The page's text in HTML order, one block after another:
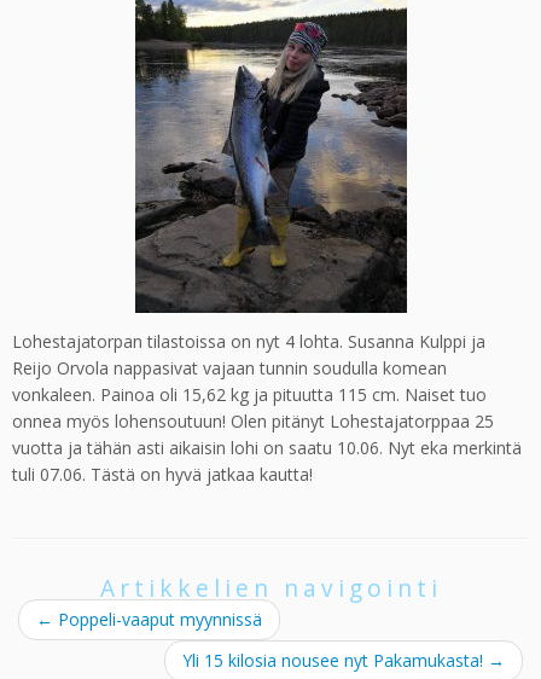
Lohestajatorpan tilastoissa on nyt 4 lohta. Susanna Kulppi ja
Reijo Orvola nappasivat vajaan tunnin soudulla komean
vonkaleen. Painoa oli 15,62 kg ja pituutta 115 cm. Naiset tuo
onnea myös lohensoutuun! Olen pitänyt Lohestajatorppaa 25
vuotta ja tähän asti aikaisin lohi on saatu 10.06. Nyt eka merkintä
tuli 07.06. Tästä on hyvä jatkaa kautta!
Artikkelien navigointi
← Poppeli-vaaput myynnissä
Yli 15 kilosia nousee nyt Pakamukasta! →